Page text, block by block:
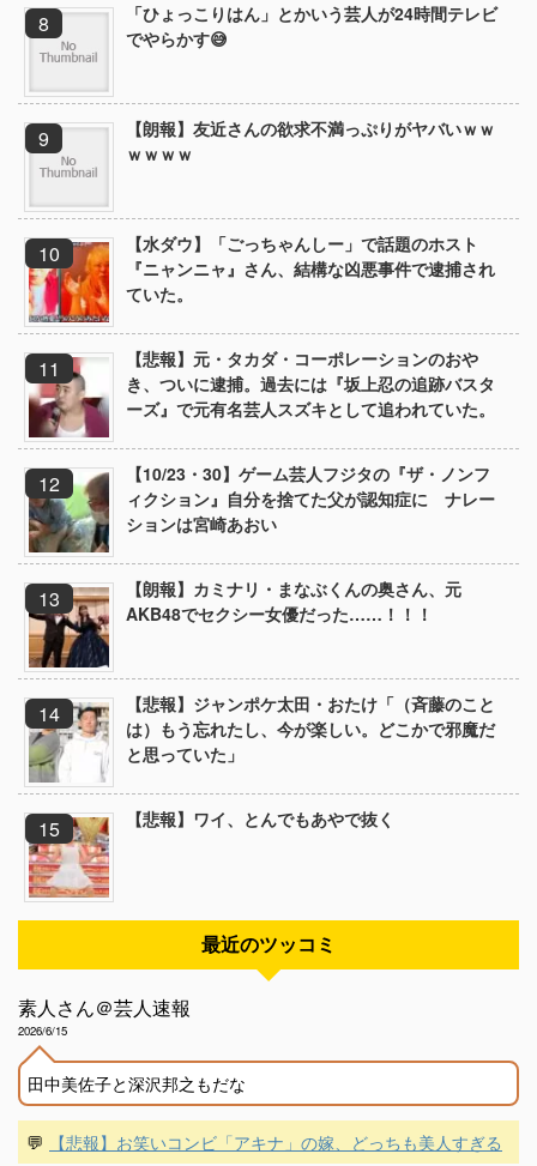
「ひょっこりはん」とかいう芸人が24時間テレビ
でやらかす😅
【朗報】友近さんの欲求不満っぷりがヤバいｗｗ
ｗｗｗｗ
【水ダウ】「ごっちゃんしー」で話題のホスト
『ニャンニャ』さん、結構な凶悪事件で逮捕され
ていた。
【悲報】元・タカダ・コーポレーションのおや
き、ついに逮捕。過去には『坂上忍の追跡バスタ
ーズ』で元有名芸人スズキとして追われていた。
【10/23・30】ゲーム芸人フジタの『ザ・ノンフ
ィクション』自分を捨てた父が認知症に ナレー
ションは宮崎あおい
【朗報】カミナリ・まなぶくんの奥さん、元
AKB48でセクシー女優だった……！！！
【悲報】ジャンポケ太田・おたけ「（斉藤のこと
は）もう忘れたし、今が楽しい。どこかで邪魔だ
と思っていた」
【悲報】ワイ、とんでもあやで抜く
最近のツッコミ
素人さん＠芸人速報
2026/6/15
田中美佐子と深沢邦之もだな
💬 【悲報】お笑いコンビ「アキナ」の嫁、どっちも美人すぎる